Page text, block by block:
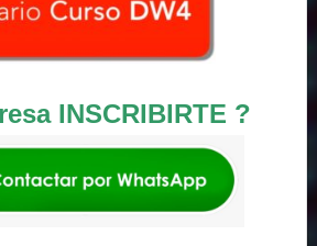
INSCRIBIRTE ?